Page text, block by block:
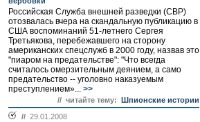
Российская Служба внешней разведки (СВР)
отозвалась вчера на скандальную публикацию в
США воспоминаний 51-летнего Сергея
Третьякова, перебежавшего на сторону
американских спецслужб в 2000 году, назвав это
"пиаром на предательстве": "Что всегда
считалось омерзительным деянием, а само
предательство -- уголовно наказуемым
преступлением»... >>
// читайте тему: Шпионские истории
// 29.01.2008